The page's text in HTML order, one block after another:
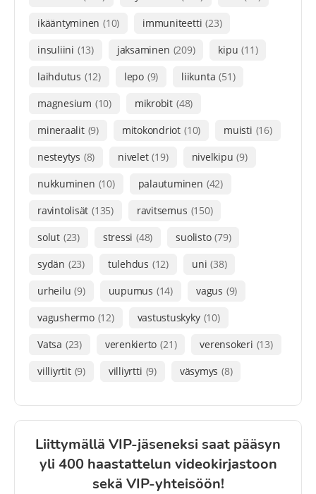
ikääntyminen (10) immuniteetti (23)
insuliini (13) jaksaminen (209) kipu (11)
laihdutus (12) lepo (9) liikunta (51)
magnesium (10) mikrobit (48)
mineraalit (9) mitokondriot (10) muisti (16)
nesteytys (8) nivelet (19) nivelkipu (9)
nukkuminen (10) palautuminen (42)
ravintolisät (135) ravitsemus (150)
solut (23) stressi (48) suolisto (79)
sydän (23) tulehdus (12) uni (38)
urheilu (9) uupumus (14) vagus (9)
vagushermo (12) vastustuskyky (10)
Vatsa (23) verenkierto (21) verensokeri (13)
villiyrtit (9) villiyrtti (9) väsymys (8)
Liittymällä VIP-jäseneksi saat pääsyn
yli 400 haastattelun videokirjastoon
sekä VIP-yhteisöön!